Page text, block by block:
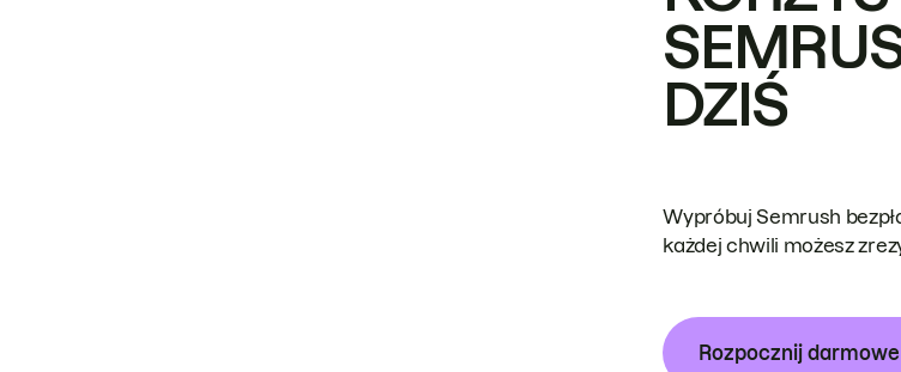
DZIŚ
Wypróbuj Semrush
każdej chwili możesz
Rozpocznij